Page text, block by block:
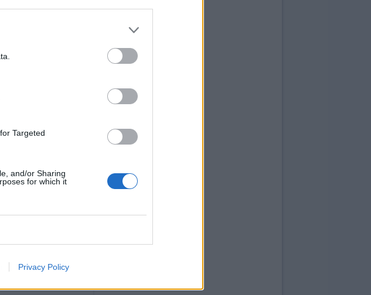
Targeted
and/or Sharing
for which it
Privacy Policy